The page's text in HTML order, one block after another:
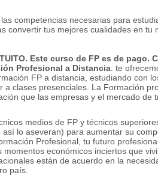
competencias necesarias para
convertir tus mejores cualidades en tu
Este curso de FP es de pago.
Profesional a Distancia: te
FP a distancia, estudiando con
a clases presenciales. La Formación
que las empresas y el mercado de
medios de FP y técnicos
lo aseveran) para aumentar su
Profesional, tu futuro
momentos económicos inciertos que
están de acuerdo en la
país.